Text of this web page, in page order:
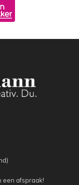
een afspraak!